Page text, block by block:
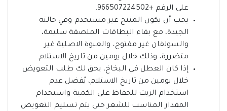
على الرقم +966507224502.
يجب أن يكون المنتج غير مستخدم وفي حالته
الجيدة، مع بقاء البطاقات الملصقة سليمة،
والسولفان غير مفتوح، والعبوة الاصلية غير
متضررة، وذلك خلال يومين من تاريخ الاستلام.
إذا كان العطل في البخاخ، يحق لك طلب التعويض
خلال يومين من تاريخ الاستلام، يُفضل عدم
استخدام الزيت للحفاظ على الكمية واستخدام
المقدار المناسب للشعر حتى يتم تسليم التعويض